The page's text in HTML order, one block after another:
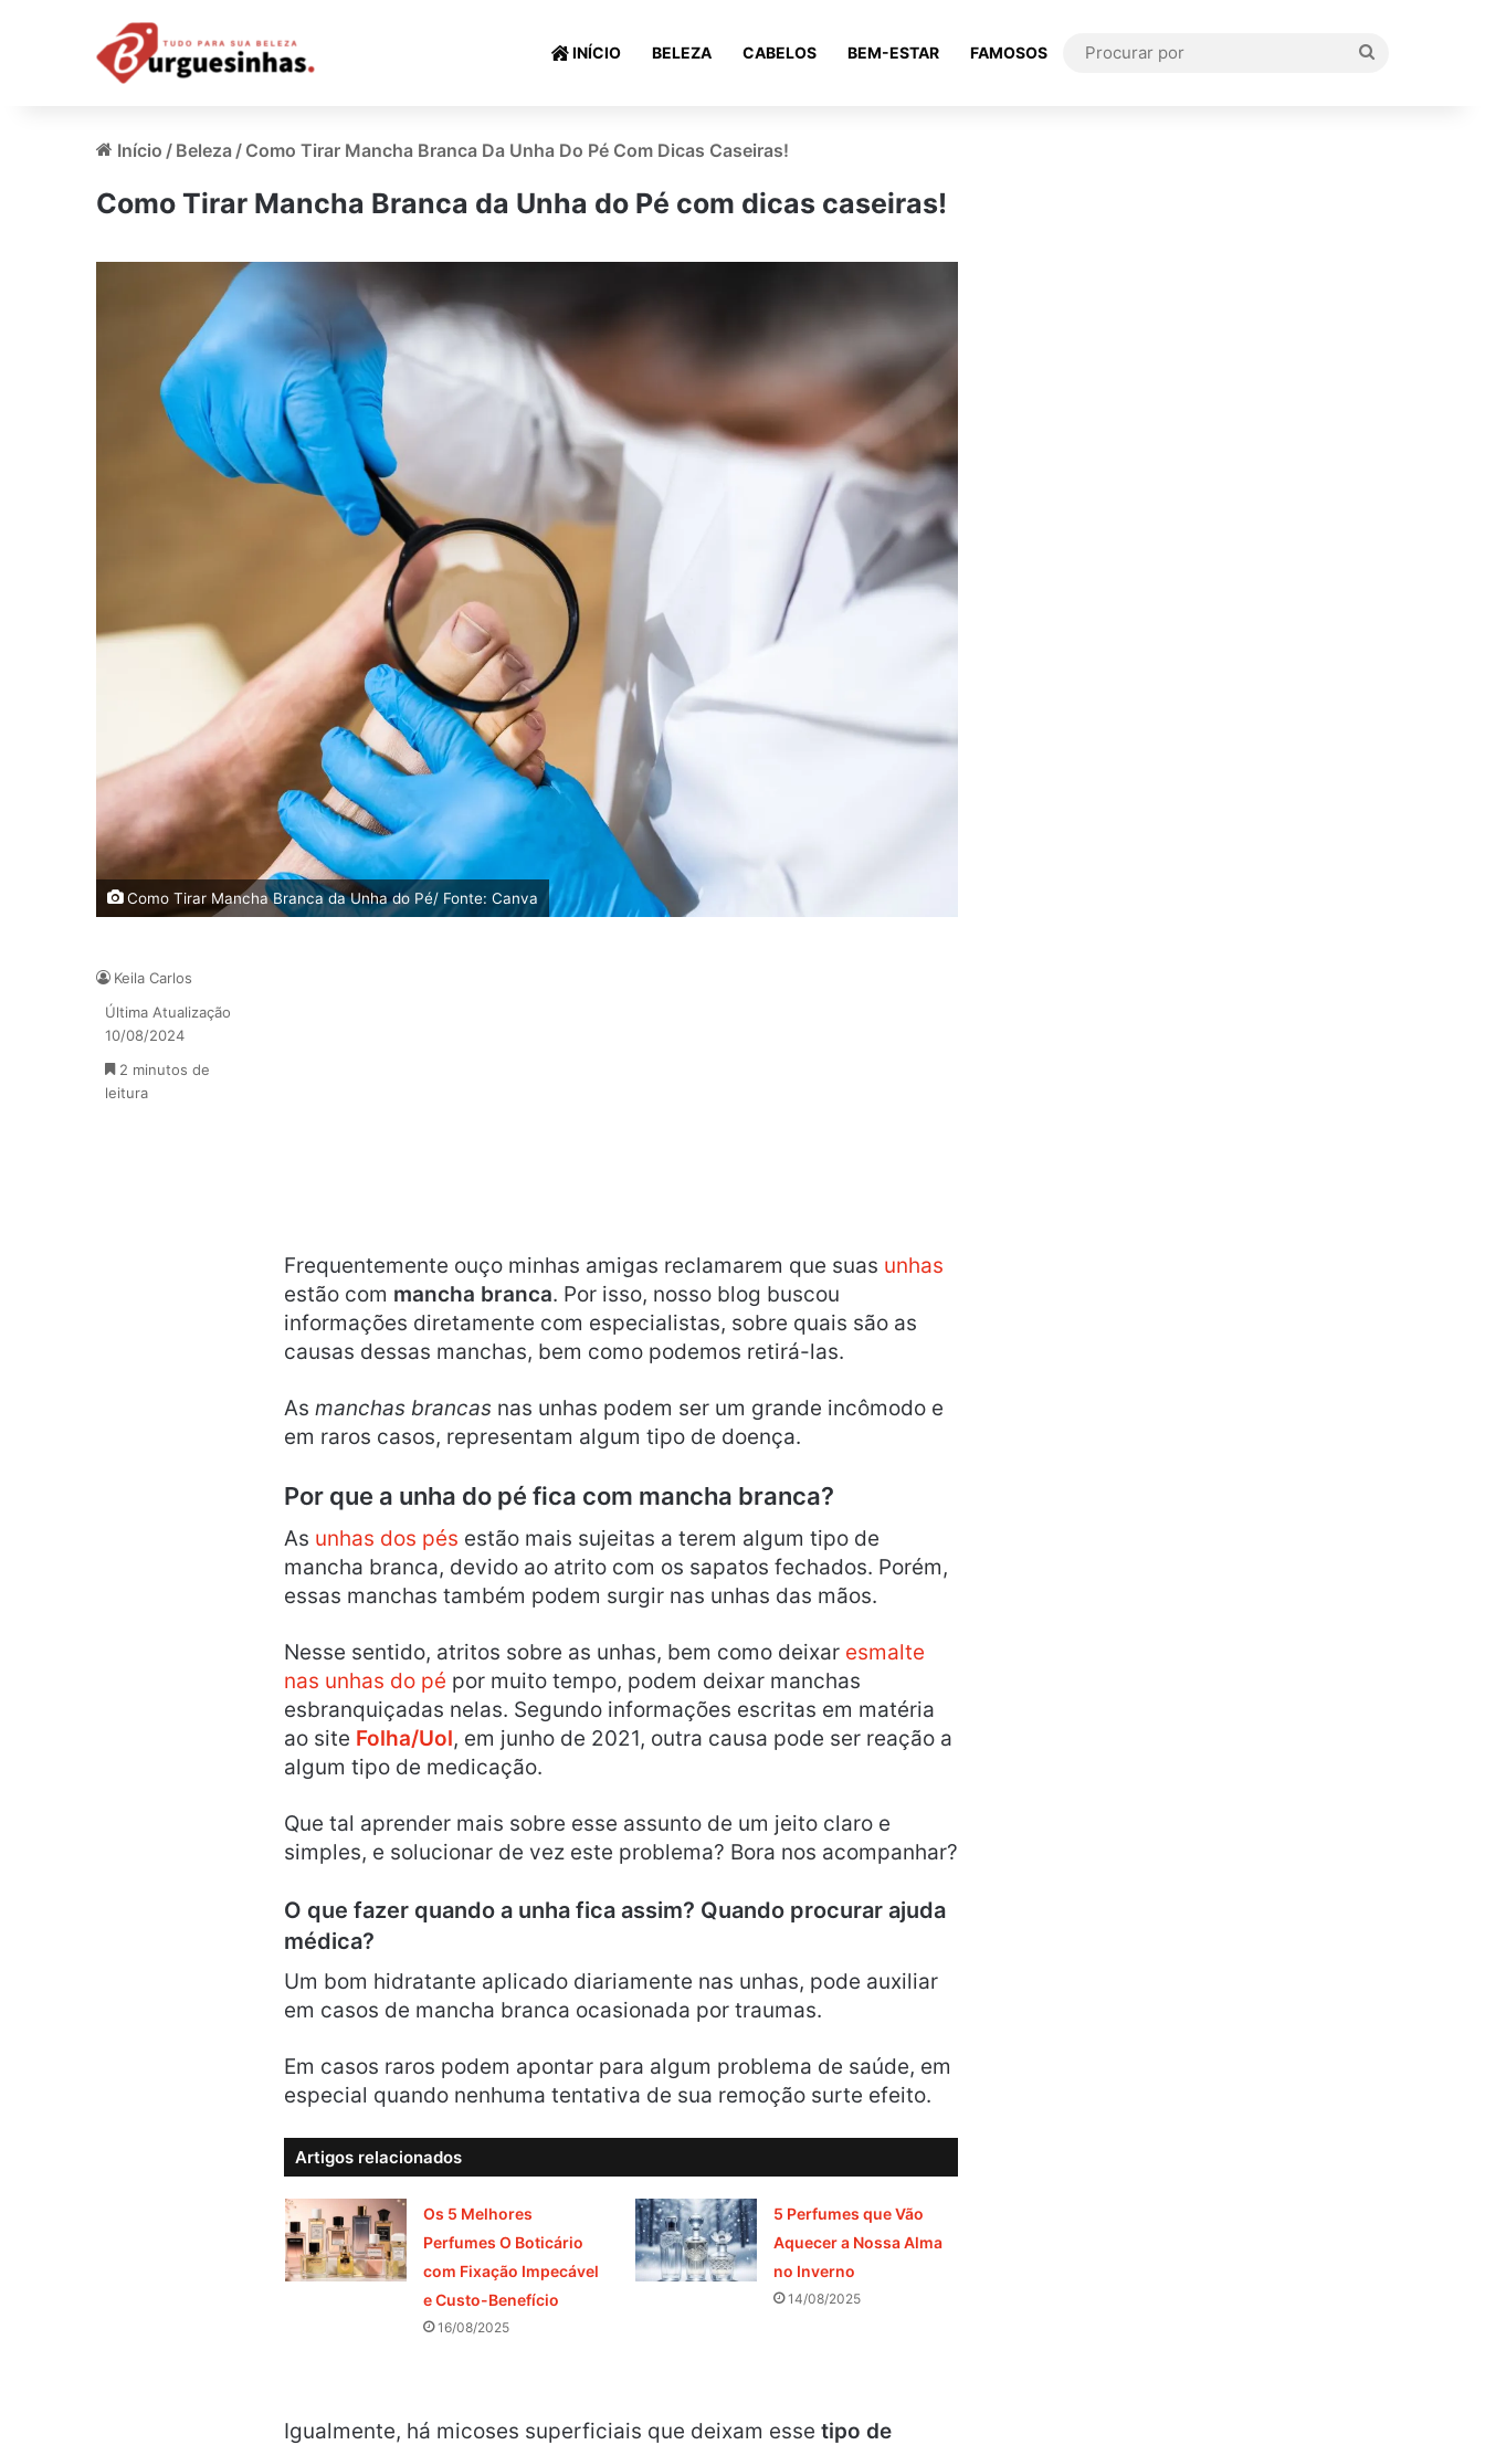
INÍCIO BELEZA CABELOS BEM-ESTAR FAMOSOS
Início / Beleza / Como Tirar Mancha Branca Da Unha Do Pé Com Dicas Caseiras!
Como Tirar Mancha Branca da Unha do Pé com dicas caseiras!
Como Tirar Mancha Branca da Unha do Pé/ Fonte: Canva
Frequentemente ouço minhas amigas reclamarem que suas unhas
estão com mancha branca. Por isso, nosso blog buscou
informações diretamente com especialistas, sobre quais são as
causas dessas manchas, bem como podemos retirá-las.
As manchas brancas nas unhas podem ser um grande incômodo e
em raros casos, representam algum tipo de doença.
Por que a unha do pé fica com mancha branca?
As unhas dos pés estão mais sujeitas a terem algum tipo de
mancha branca, devido ao atrito com os sapatos fechados. Porém,
essas manchas também podem surgir nas unhas das mãos.
Nesse sentido, atritos sobre as unhas, bem como deixar esmalte
nas unhas do pé por muito tempo, podem deixar manchas
esbranquiçadas nelas. Segundo informações escritas em matéria
ao site Folha/Uol, em junho de 2021, outra causa pode ser reação a
algum tipo de medicação.
Que tal aprender mais sobre esse assunto de um jeito claro e
simples, e solucionar de vez este problema? Bora nos acompanhar?
O que fazer quando a unha fica assim? Quando procurar ajuda
médica?
Um bom hidratante aplicado diariamente nas unhas, pode auxiliar
em casos de mancha branca ocasionada por traumas.
Em casos raros podem apontar para algum problema de saúde, em
especial quando nenhuma tentativa de sua remoção surte efeito.
Artigos relacionados
Os 5 Melhores
Perfumes O Boticário
com Fixação Impecável
e Custo-Benefício
16/08/2025
5 Perfumes que Vão
Aquecer a Nossa Alma
no Inverno
14/08/2025
Igualmente, há micoses superficiais que deixam esse tipo de
Keila Carlos
Última Atualização
10/08/2024
2 minutos de
leitura